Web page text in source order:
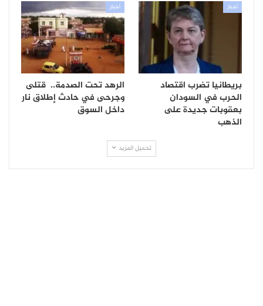
أخبار
بريطانيا تضرب اقتصاد
الحرب في السودان
بعقوبات جديدة على
الذهب
أخبار
الرهد تحت الصدمة.. قتلى
وجرحى في حادث إطلاق نار
داخل السوق
تحميل المزيد